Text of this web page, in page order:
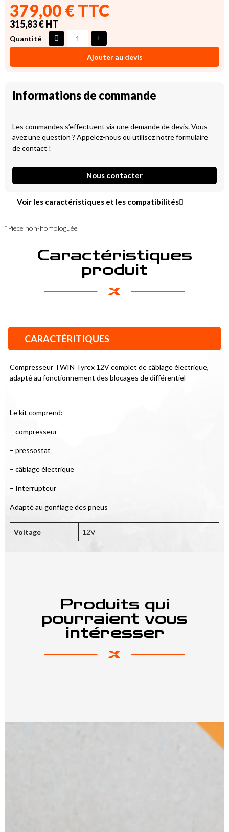
379,00 € TTC
315,83 € HT
Quantité
Ajouter au devis
Informations de commande
Les commandes s’effectuent via une demande de devis. Vous
avez une question ? Appelez-nous ou utilisez notre formulaire
de contact !
Nous contacter
Voir les caractéristiques et les compatibilités
*Pièce non-homologuée
Caractéristiques
produit
CARACTÉRITIQUES
Compresseur TWIN Tyrex 12V complet de câblage électrique,
adapté au fonctionnement des blocages de différentiel
Le kit comprend:
– compresseur
– pressostat
– câblage électrique
– Interrupteur
Adapté au gonflage des pneus
Voltage 12V
Produits qui
pourraient vous
intéresser